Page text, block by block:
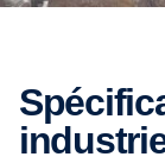
Spécifications des moteurs